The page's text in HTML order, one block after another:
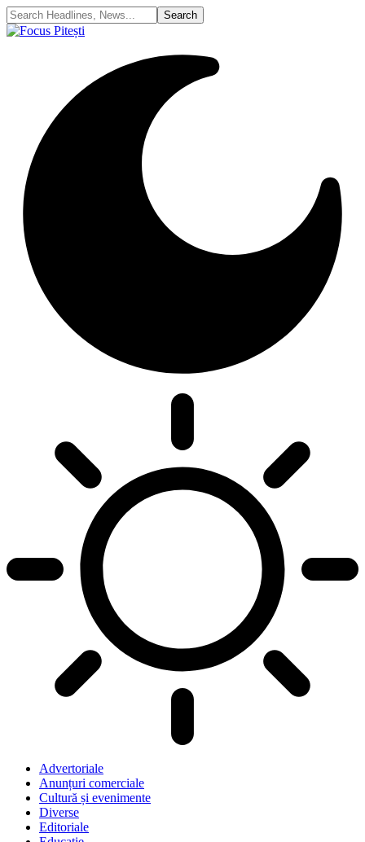
Advertoriale
Anunțuri comerciale
Cultură și evenimente
Diverse
Editoriale